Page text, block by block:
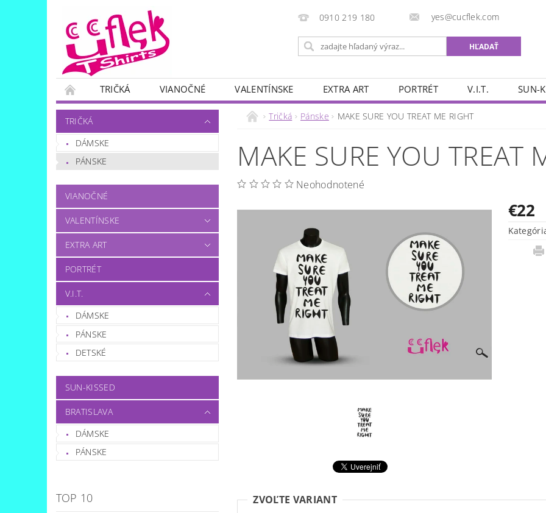
0910 219 180 yes@cucflek.com
TRIČKÁ VIANOČNÉ VALENTÍNSKE EXTRA ART PORTRÉT V.I.T.
SUN-
SKUPINOVÉ
OTÁZKA..?:)
TRIČKÁ
DÁMSKE
PÁNSKE
VIANOČNÉ
VALENTÍNSKE
EXTRA ART
PORTRÉT
V.I.T.
DÁMSKE
PÁNSKE
DETSKÉ
SUN-KISSED
BRATISLAVA
DÁMSKE
PÁNSKE
TOP 10
Tričká Pánske MAKE SURE YOU TREAT ME RIGHT
MAKE SURE YOU TREAT
Neohodnotené
€22
ZVOĽTE VARIANT